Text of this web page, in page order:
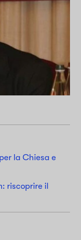
la Chiesa e
riscoprire il